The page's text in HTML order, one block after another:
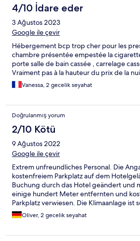
4/10 İdare eder
3 Ağustos 2023
Google ile çevir
Hébergement bcp trop cher pour les
chambre présentée empestée la
porte salle de bain cassée , carrelage
Vraiment pas à la hauteur du prix de la
Vanessa, 2 gecelik seyahat
Doğrulanmış yorum
2/10 Kötü
9 Ağustos 2022
Google ile çevir
Extrem unfreundliches Personal. Die
kostenfreiem Parkplatz auf dem
Buchung durch das Hotel geändert und
einige hundert Meter entfernten und
Parkplatz verwiesen. Die Klimaanlage ist
kaum den Raum auch nur minimal zu
Oliver, 2 gecelik seyahat